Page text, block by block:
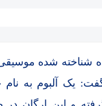
شناخته شده
یک آلبوم به